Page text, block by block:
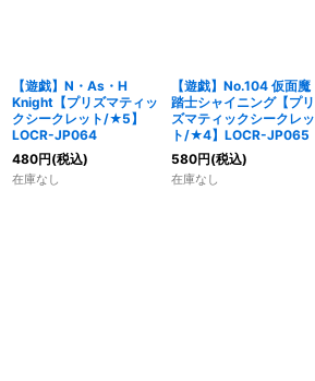
【遊戯】N・As・H
Knight【プリズマティッ
クシークレット/★5】
LOCR-JP064
480円(税込)
在庫なし
【遊戯】No.104 仮面魔
踏士シャイニング【プリ
ズマティックシークレッ
ト/★4】LOCR-JP065
580円(税込)
在庫なし